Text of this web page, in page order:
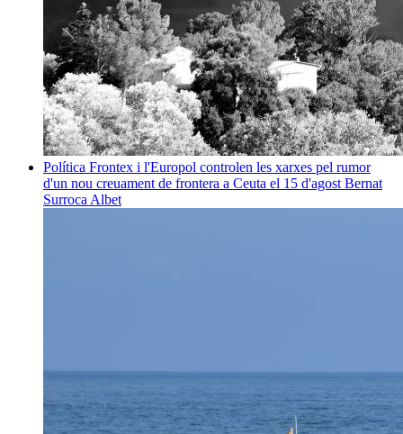
Política Frontex i l'Europol controlen les xarxes pel rumor
d'un nou creuament de frontera a Ceuta el 15 d'agost Bernat
Surroca Albet